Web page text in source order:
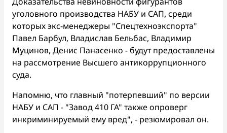
уголовного производства НАБУ и САП, среди
которых экс-менеджеры "Спецтехноэкспорта"
Павел Барбул, Владислав Бельбас, Владимир
Муцинов, Денис Панасенко - будут предоставлены
на рассмотрение Высшего антикоррупционного
суда.
Напомню, что главный "потерпевший" по версии
НАБУ и САП - "Завод 410 ГА" также опроверг
инкриминируемый ему вред", - резюмировал он.